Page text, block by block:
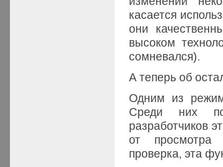
касается
они
высоком
сомневался).
А теперь об
Одним из
Среди них
разработчиков
от просмотра
проверка, эта